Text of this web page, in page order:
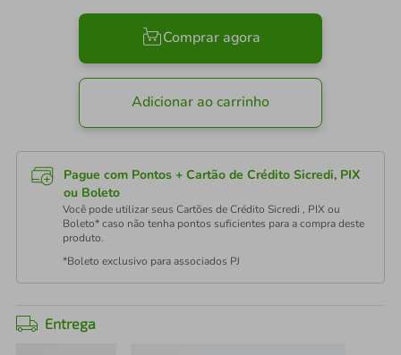
Comprar agora
Adicionar ao carrinho
Pague com Pontos + Cartão de Crédito Sicredi, PIX
ou Boleto
Você pode utilizar seus Cartões de Crédito Sicredi , PIX ou
Boleto* caso não tenha pontos suficientes para a compra deste
produto.
*Boleto exclusivo para associados PJ
Entrega